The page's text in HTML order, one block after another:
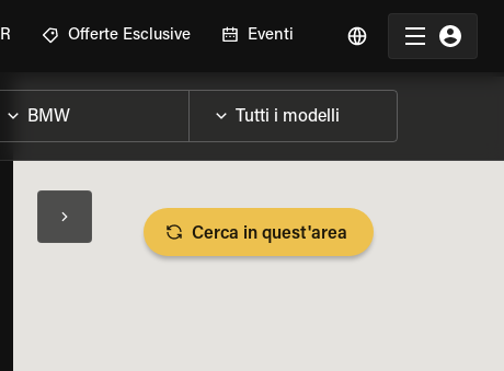
Offerte Esclusive Eventi
SPECIFICHE DELLA MOTO
Cerca in quest'area